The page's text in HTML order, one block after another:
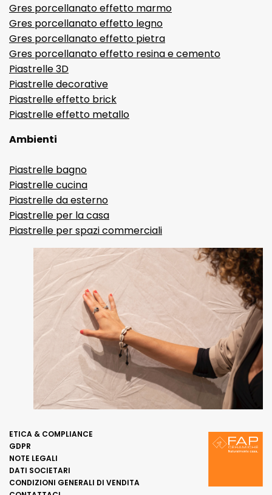
Gres porcellanato effetto marmo
Gres porcellanato effetto legno
Gres porcellanato effetto pietra
Gres porcellanato effetto resina e cemento
Piastrelle 3D
Piastrelle decorative
Piastrelle effetto brick
Piastrelle effetto metallo
Ambienti
Piastrelle bagno
Piastrelle cucina
Piastrelle da esterno
Piastrelle per la casa
Piastrelle per spazi commerciali
ETICA & COMPLIANCE
GDPR
NOTE LEGALI
DATI SOCIETARI
CONDIZIONI GENERALI DI VENDITA